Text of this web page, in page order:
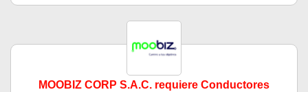
MOOBIZ CORP S.A.C. requiere Conductores